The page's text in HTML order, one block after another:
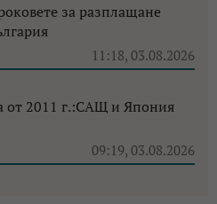
за разплащане
11:18, 03.08.2026
от 2011 г.:САЩ и Япония
09:19, 03.08.2026